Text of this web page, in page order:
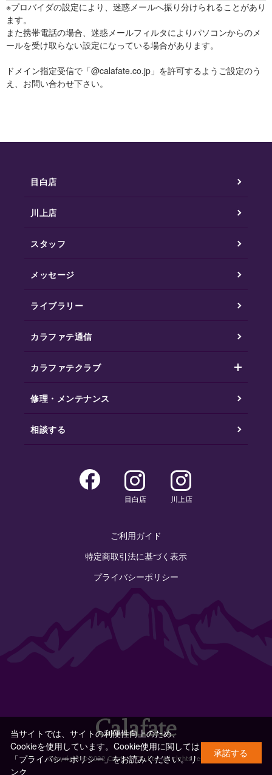
※プロバイダの設定により、迷惑メールへ振り分けられることがあり
ます。
また携帯電話の場合、迷惑メールフィルタによりパソコンからのメ
ールを受け取らない設定になっている場合があります。
ドメイン指定受信で「@calafate.co.jp」を許可するようご設定のう
え、お問い合わせ下さい。
目白店
川上店
スタッフ
メッセージ
ライブラリー
カラファテ通信
カラファテクラブ
修理・メンテナンス
相談する
目白店 川上店
ご利用ガイド
特定商取引法に基づく表示
プライバシーポリシー
Copyright © 2022 Calafate Co.,Ltd. All rights reserved.
当サイトでは、サイトの利便性向上のため、
Cookieを使用しています。Cookie使用に関しては
「プライバシーポリシー」をお読みください。リ
ンク
承諾する